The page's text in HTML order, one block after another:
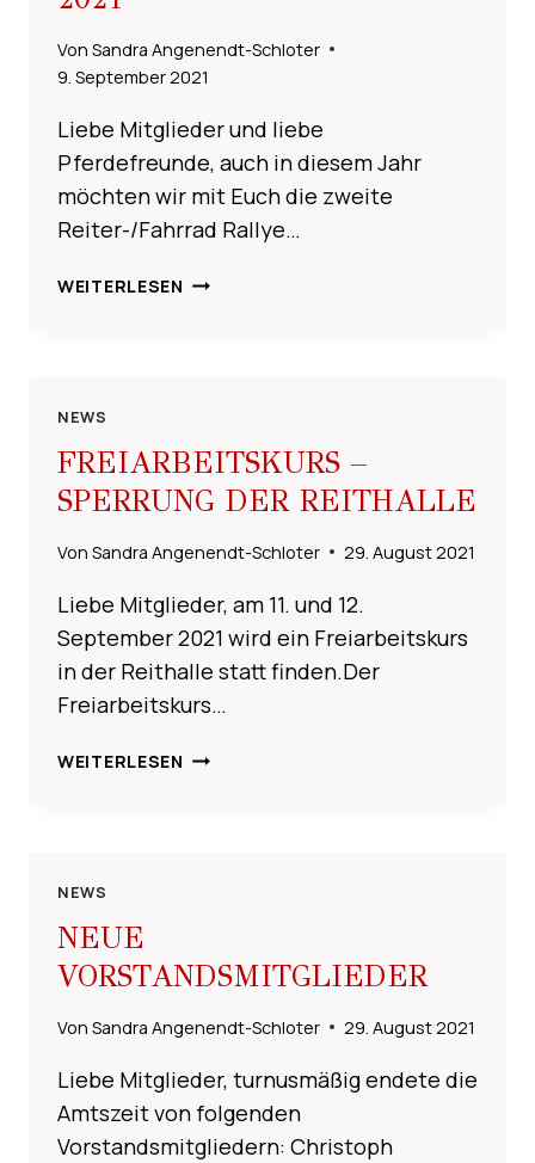
Von Sandra Angenendt-Schloter
9. September 2021
Liebe Mitglieder und liebe
Pferdefreunde, auch in diesem Jahr
möchten wir mit Euch die zweite
Reiter-/Fahrrad Rallye…
WEITERLESEN REITER-/FAHRRAD
NEWS
FREIARBEITSKURS –
SPERRUNG DER REITHALLE
Von Sandra Angenendt-Schloter 29. August 2021
Liebe Mitglieder, am 11. und 12.
September 2021 wird ein Freiarbeitskurs
in der Reithalle statt finden.Der
Freiarbeitskurs…
WEITERLESEN FREIARBEITSKURS
NEWS
NEUE
VORSTANDSMITGLIEDER
Von Sandra Angenendt-Schloter 29. August 2021
Liebe Mitglieder, turnusmäßig endete die
Amtszeit von folgenden
Vorstandsmitgliedern: Christoph